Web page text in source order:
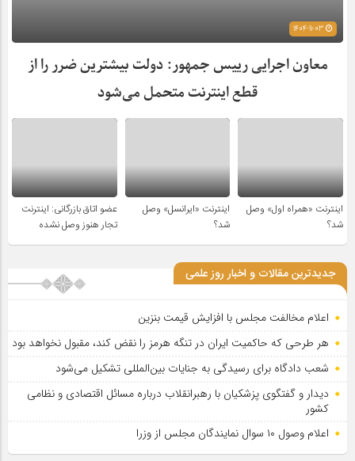
معاون اجرایی رییس جمهور: دولت بیشترین ضرر را از
قطع اینترنت متحمل می‌شود
اینترنت «همراه اول» وصل
شد؟
اینترنت «ایرانسل» وصل
شد؟
عضو اتاق بازرگانی: اینترنت
تجار هنوز وصل نشده
جدیدترین مقالات و اخبار روز علمی
اعلام مخالفت مجلس با افزایش قیمت بنزین
هر طرحی که حاکمیت ایران در تنگه هرمز را نقض کند، مقبول نخواهد بود
شعب دادگاه برای رسیدگی به جنایات بین‌المللی تشکیل می‌شود
دیدار و گفتگوی پزشکیان با رهبرانقلاب درباره مسائل اقتصادی و نظامی
کشور
اعلام وصول ۱۰ سوال نمایندگان مجلس از وزرا